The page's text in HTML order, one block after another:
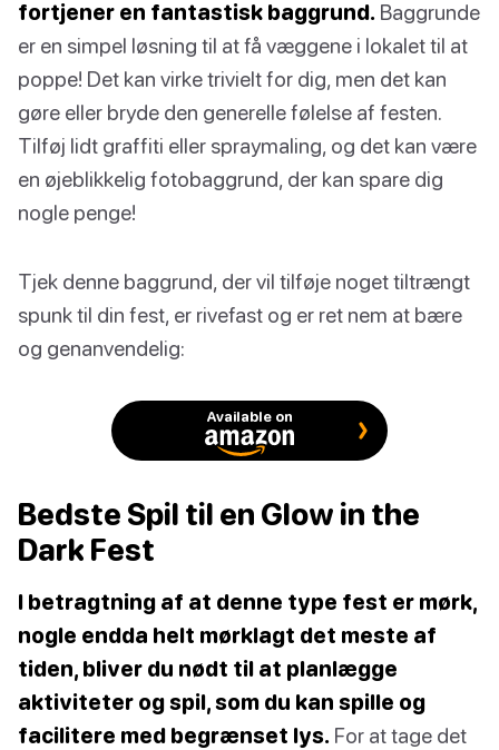
fortjener en fantastisk baggrund. Baggrunde
er en simpel løsning til at få væggene i lokalet til at
poppe! Det kan virke trivielt for dig, men det kan
gøre eller bryde den generelle følelse af festen.
Tilføj lidt graffiti eller spraymaling, og det kan være
en øjeblikkelig fotobaggrund, der kan spare dig
nogle penge!
Tjek denne baggrund, der vil tilføje noget tiltrængt
spunk til din fest, er rivefast og er ret nem at bære
og genanvendelig:
Available on
Bedste Spil til en Glow in the
Dark Fest
I betragtning af at denne type fest er mørk,
nogle endda helt mørklagt det meste af
tiden, bliver du nødt til at planlægge
aktiviteter og spil, som du kan spille og
facilitere med begrænset lys. For at tage det